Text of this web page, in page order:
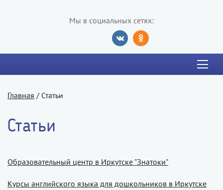
Мы в социальных сетях:
Главная / Статьи
Статьи
Образовательный центр в Иркутске "Знатоки"
Курсы английского языка для дошкольников в Иркутске